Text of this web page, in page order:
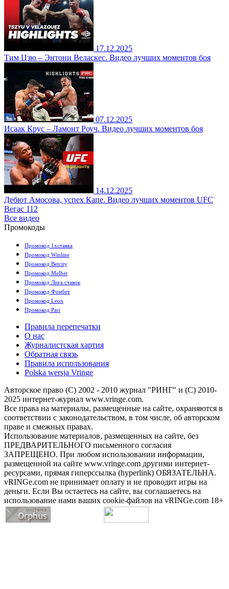
17.12.2025
Тим Цзю – Энтони Веласкес. Видео лучших моментов боя
07.12.2025
Исаак Крус – Ламонт Роуч. Видео лучших моментов боя
14.12.2025
Дебют Амосова, успех Капе. Видео лучших моментов UFC
Вегас 112
Все видео
Промокоды
Промокод 1хставка
Промокод Winline
Промокод Betcity
Промокод Melbet
Промокод Лига ставок
Промокод Фонбет
Промокод Leon
Промокод Pari
Правила перепечатки
О нас
Журналистская хартия
Обратная связь
Правила использования
Polska wersja Vringe
Авторское право (С) 2002 - 2010 журнал "РИНГ" и (С) 2010-
2025 интернет-журнал www.vringe.com.
Все права на материалы, размещенные на сайте, охраняются в
соответствии с законодательством, в том числе, об авторском
праве и смежных правах.
Использование материалов, размещенных на сайте, без
ПРЕДВАРИТЕЛЬНОГО письменного согласия
ЗАПРЕЩЕНО. При любом использовании информации,
размещенной на сайте www.vringe.com другими интернет-
ресурсами, прямая гиперссылка (hyperlink) ОБЯЗАТЕЛЬНА.
vRINGe.com не принимает оплату и не проводит игры на
деньги. Если Вы остаетесь на сайте, вы соглашаетесь на
использование нами ваших cookie-файлов на vRINGe.com 18+